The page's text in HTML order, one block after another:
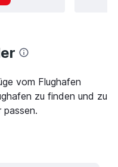
vom Flughafen
zu finden und zu
passen.